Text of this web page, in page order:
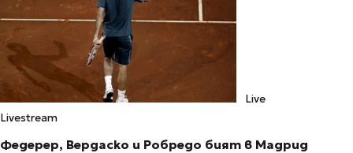
Live
Livestream
Федерер, Вердаско и Робредо бият в Мадрид